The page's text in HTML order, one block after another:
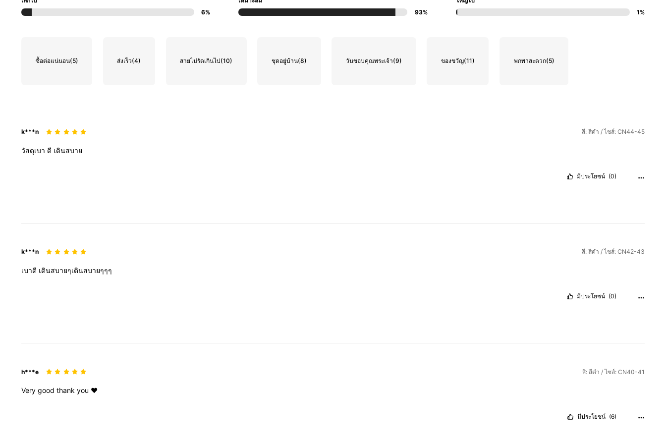
6%
93%
1%
ซื้อต่อแน่นอน(5) ส่งเร็ว(4) สายไม่รัดเกินไป(10) ชุดอยู่บ้าน(8) วันขอบคุณพระเจ้า(9) ของขวัญ(11) พกพาสะดวก(5)
k***n สี: สีดำ / ไซส์: CN44-45
วัสดุเบา ดี เดินสบาย
มีประโยชน์ (0)
k***n สี: สีดำ / ไซส์: CN42-43
เบาดี เดินสบายๆเดินสบายๆๆๆ
มีประโยชน์ (0)
h***e สี: สีดำ / ไซส์: CN40-41
Very good thank you ❤️
มีประโยชน์ (6)